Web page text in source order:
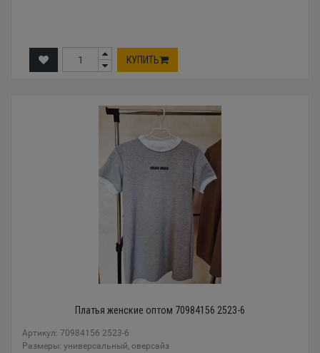
КУПИТЬ
Платья женские оптом 70984156 2523-6
Артикул: 70984156 2523-6
Размеры: универсальный, оверсайз